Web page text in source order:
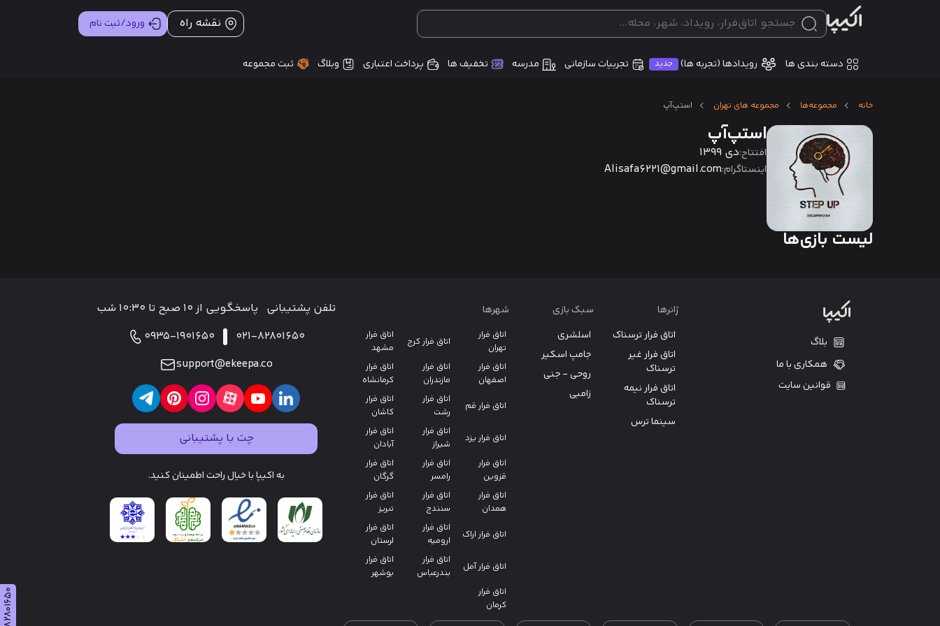
نقشه راه ورود/ثبت نام
دسته بندی ها رویدادها (تجربه ها) جدید تجربیات سازمانی مدرسه تخفیف ها پرداخت اعتباری وبلاگ ثبت مجموعه
خانه مجموعه‌ها مجموعه های تهران استپ‌آپ
استپ‌آپ
افتتاح:دی 1399
اینستاگرام:Alisafa6221@gmail.com
لیست بازی‌ها
بلاگ
همکاری با ما
قوانین سایت
ژانرها
اتاق فرار ترسناک
اتاق فرار غیر
ترسناک
اتاق فرار نیمه
ترسناک
سینما ترس
سبک بازی
اسلشری
جامپ اسکیر
روحی - جنی
زامبی
شهرها
اتاق فرار
تهران
اتاق فرار کرج
اتاق فرار
مشهد
اتاق فرار
اصفهان
اتاق فرار
مازندران
اتاق فرار
کرمانشاه
اتاق فرار قم
اتاق فرار
رشت
اتاق فرار
کاشان
اتاق فرار یزد
اتاق فرار
شیراز
اتاق فرار
آبادان
اتاق فرار
قزوین
اتاق فرار
رامسر
اتاق فرار
گرگان
اتاق فرار
همدان
اتاق فرار
سنندج
اتاق فرار
تبریز
اتاق فرار اراک
اتاق فرار
ارومیه
اتاق فرار
لرستان
اتاق فرار آمل
اتاق فرار
بندرعباس
اتاق فرار
بوشهر
اتاق فرار
کرمان
تلفن پشتیبانی پاسخگویی از ۱۰ صبح تا ۱۰:۳۰ شب
021-82801650
0935-1901650
support@ekeepa.co
چت با پشتیبانی
به اکیپا با خیال راحت اطمینان کنید.